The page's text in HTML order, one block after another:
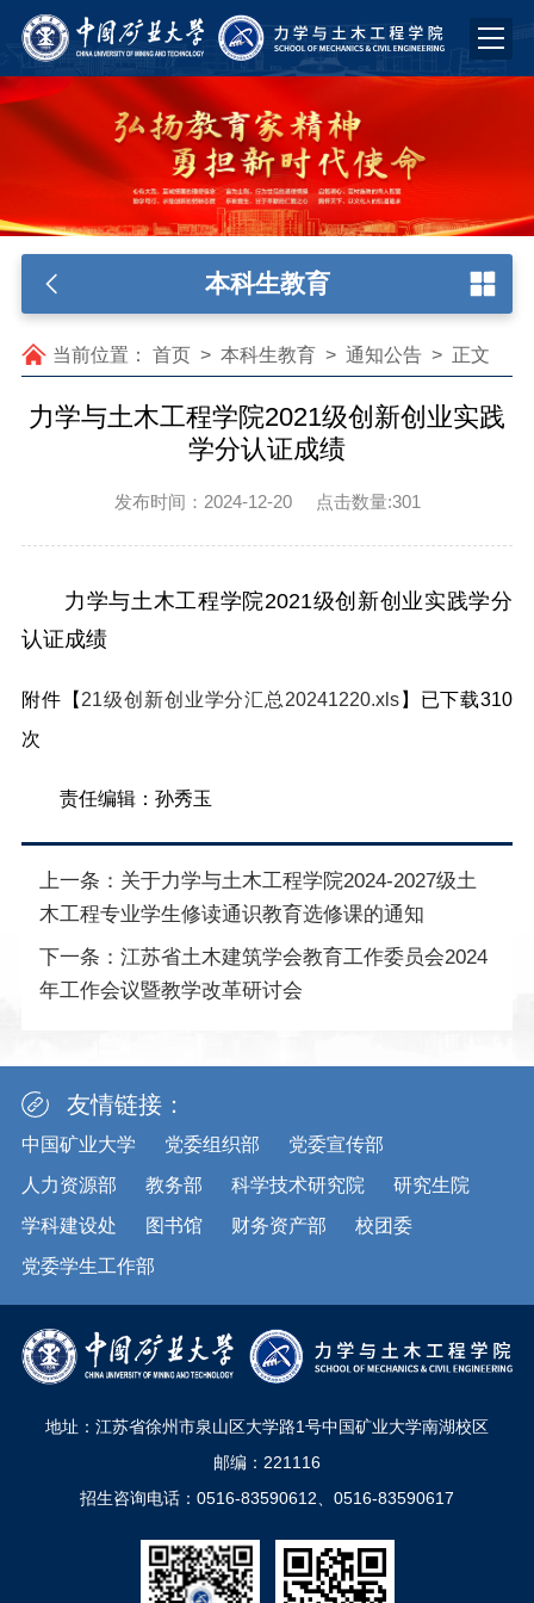
本科生教育
当前位置： 首页> 本科生教育> 通知公告> 正文
力学与土木工程学院2021级创新创业实践
学分认证成绩
发布时间：2024-12-20 点击数量:301
力学与土木工程学院2021级创新创业实践学分
认证成绩
附件【 21级创新创业学分汇总20241220.xls】已下载310
次
责任编辑：孙秀玉
上一条： 关于力学与土木工程学院2024-2027级土
木工程专业学生修读通识教育选修课的通知
下一条： 江苏省土木建筑学会教育工作委员会2024
年工作会议暨教学改革研讨会
友情链接：
中国矿业大学 党委组织部
党委宣传部
人力资源部
教务部 科学技术研究院
研究生院
学科建设处
图书馆 财务资产部
校团委
党委学生工作部
地址：江苏省徐州市泉山区大学路1号中国矿业大学南湖校区
邮编：221116
招生咨询电话：0516-83590612、0516-83590617